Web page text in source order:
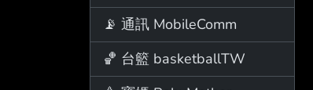
📡 通訊 MobileComm
🏀 台籃 basketballTW